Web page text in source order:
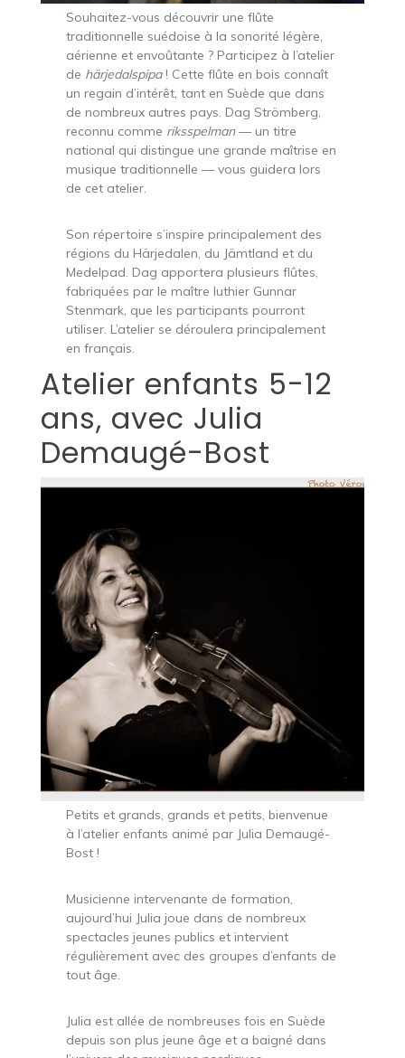
Souhaitez-vous découvrir une flûte
traditionnelle suédoise à la sonorité légère,
aérienne et envoûtante ? Participez à l’atelier
de härjedalspipa! Cette flûte en bois connaît
un regain d’intérêt, tant en Suède que dans
de nombreux autres pays. Dag Strömberg,
reconnu comme riksspelman— un titre
national qui distingue une grande maîtrise en
musique traditionnelle — vous guidera lors
de cet atelier.
Son répertoire s’inspire principalement des
régions du Härjedalen, du Jämtland et du
Medelpad. Dag apportera plusieurs flûtes,
fabriquées par le maître luthier Gunnar
Stenmark, que les participants pourront
utiliser. L’atelier se déroulera principalement
en français.
Atelier enfants 5-12
ans, avec Julia
Demaugé-Bost
Petits et grands, grands et petits, bienvenue
à l’atelier enfants animé par Julia Demaugé-
Bost !
Musicienne intervenante de formation,
aujourd’hui Julia joue dans de nombreux
spectacles jeunes publics et intervient
régulièrement avec des groupes d’enfants de
tout âge.
Julia est allée de nombreuses fois en Suède
depuis son plus jeune âge et a baigné dans